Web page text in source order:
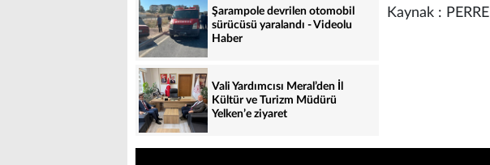
Şarampole devrilen otomobil
sürücüsü yaralandı - Videolu
Haber
Vali Yardımcısı Meral’den İl
Kültür ve Turizm Müdürü
Yelken’e ziyaret
Kaynak : PERRE